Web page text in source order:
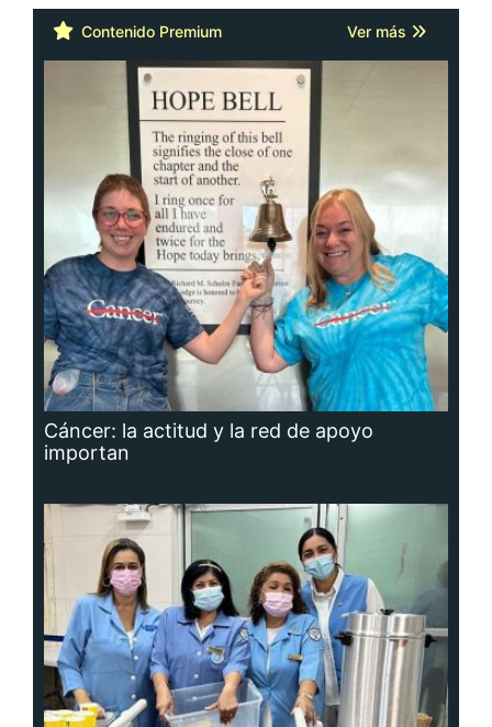
Contenido Premium Ver más
Cáncer: la actitud y la red de apoyo
importan